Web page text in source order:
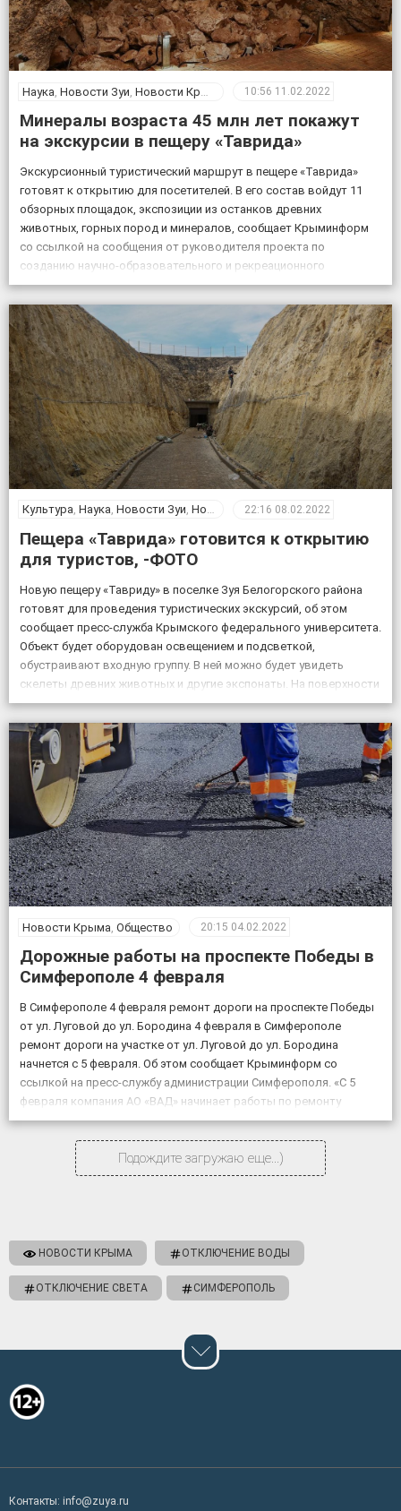
Наука Новости Зуи Новости Крыма 10:56 11.02.2022
Минералы возраста 45 млн лет покажут
на экскурсии в пещеру «Таврида»
Экскурсионный туристический маршрут в пещере «Таврида»
готовят к открытию для посетителей. В его состав войдут 11
обзорных площадок, экспозиции из останков древних
животных, горных пород и минералов, сообщает Крыминформ
со ссылкой на сообщения от руководителя проекта по
созданию научно-образовательного и рекреационного
комплекса на базе пещеры Таврида, старшего преподавателя
Крымского федерального университета Геннадия Самохина. «На
протяжении […]
Культура, Наука, Новости Зуи, Новости Крыма ,Общество
22:16 08.02.2022
Пещера «Таврида» готовится к открытию
для туристов, -ФОТО
Новую пещеру «Тавриду» в поселке Зуя Белогорского района
готовят для проведения туристических экскурсий, об этом
сообщает пресс-служба Крымского федерального университета.
Объект будет оборудован освещением и подсветкой,
обустраивают входную группу. В ней можно будет увидеть
скелеты древних животных и другие экспонаты. На поверхности
возле пещеры появится музей и ландшафтный парк. Фото:
пресс-служба КФУ Дата открытия уникального […]
Новости Крыма Общество 20:15 04.02.2022
Дорожные работы на проспекте Победы в
Симферополе 4 февраля
В Симферополе 4 февраля ремонт дороги на проспекте Победы
от ул. Луговой до ул. Бородина 4 февраля в Симферополе
ремонт дороги на участке от ул. Луговой до ул. Бородина
начнется с 5 февраля. Об этом сообщает Крыминформ со
ссылкой на пресс-службу администрации Симферополя. «С 5
февраля компания АО «ВАД» начинает работы по ремонту
объекта «Дублирующий […]
Подождите загружаю еще...)
НОВОСТИ КРЫМА ОТКЛЮЧЕНИЕ ВОДЫ
ОТКЛЮЧЕНИЕ СВЕТА СИМФЕРОПОЛЬ
Контакты: info@zuya.ru